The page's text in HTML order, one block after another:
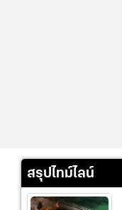
สรุปไทม์ไลน์